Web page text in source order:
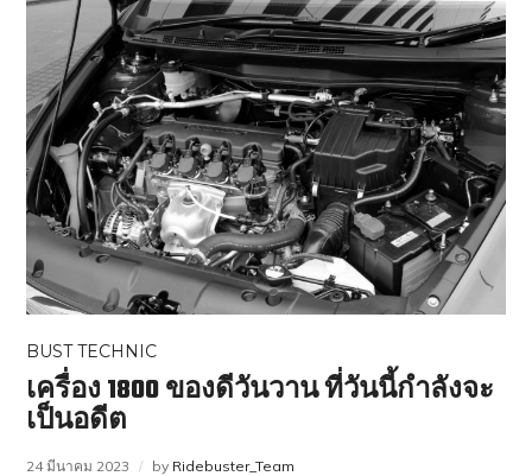
BUST TECHNIC
เครื่อง 1800 ของดีวันวาน ที่วันนี้กำลังจะ
เป็นอดีต
24 มีนาคม 2023 by Ridebuster_Team